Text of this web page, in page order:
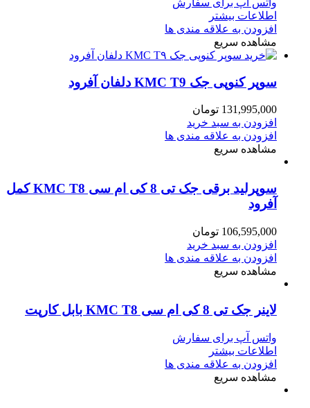
اطلاعات بیشتر
افزودن به علاقه مندی ها
مشاهده سریع
سوپر کنوپی جک KMC T9 دلفان آفرود
131,995,000 تومان
افزودن به سبد خرید
افزودن به علاقه مندی ها
مشاهده سریع
سوپرلید برقی جک تی 8 کی ام سی KMC T8 کمل
آفرود
106,595,000 تومان
افزودن به سبد خرید
افزودن به علاقه مندی ها
مشاهده سریع
لاینر جک تی 8 کی ام سی KMC T8 بابل کارپت
واتس آپ برای سفارش
اطلاعات بیشتر
افزودن به علاقه مندی ها
مشاهده سریع